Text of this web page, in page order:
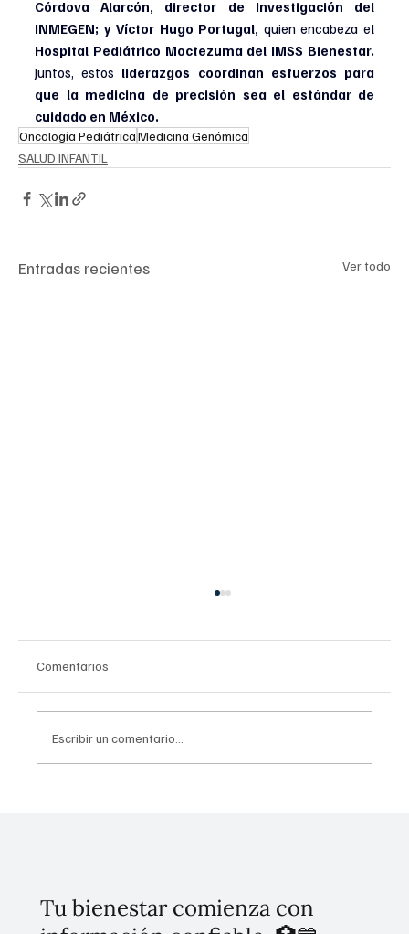
Córdova Alarcón, director de Investigación del
INMEGEN; y Víctor Hugo Portugal, quien encabeza el
Hospital Pediátrico Moctezuma del IMSS Bienestar.
Juntos, estos liderazgos coordinan esfuerzos para
que la medicina de precisión sea el estándar de
cuidado en México.
Oncología PediátricaMedicina Genómica
SALUD INFANTIL
Entradas recientes Ver todo
Comentarios
Escribir un comentario...
Tu bienestar comienza con